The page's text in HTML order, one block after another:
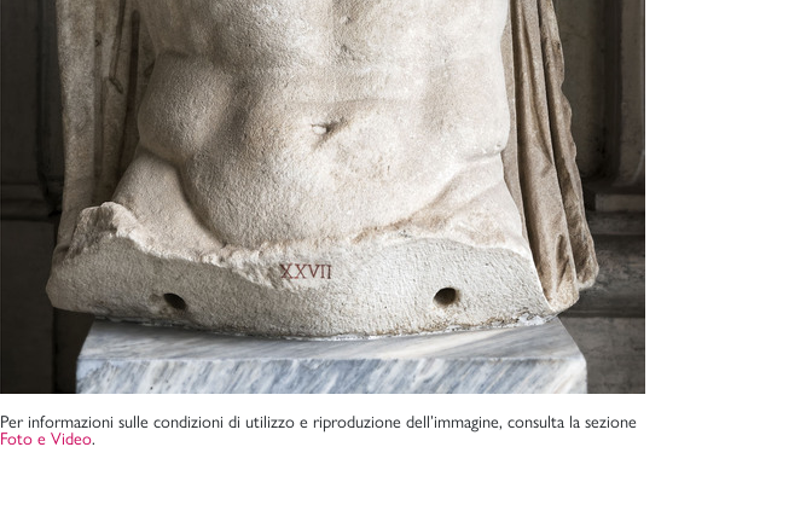
Per informazioni sulle condizioni di utilizzo e riproduzione dell’immagine, consulta la sezione
Foto e Video.